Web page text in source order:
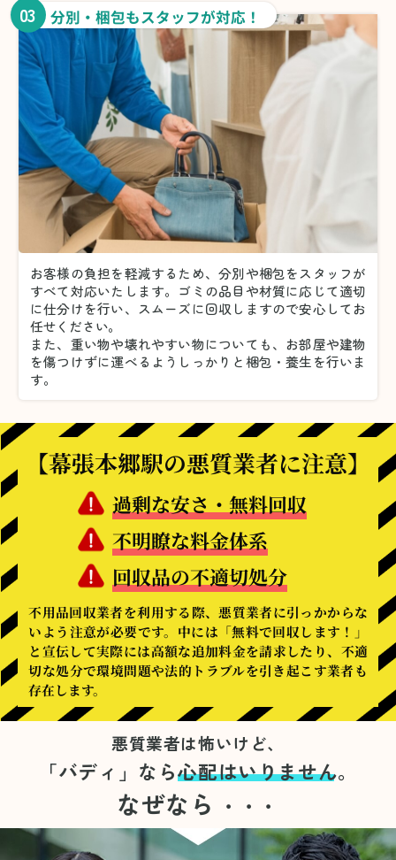
03 分別・梱包もスタッフが対応！
お客様の負担を軽減するため、分別や梱包をスタッフが
すべて対応いたします。 ゴミの品目や材質に応じて適切
に仕分けを行い、スムーズに回収しますので安心してお
任せください。
また、重い物や壊れやすい物についても、お部屋や建物
を傷つけずに運べるようしっかりと梱包・養生を行いま
す。
【幕張本郷駅の悪質業者に注意】
過剰な安さ・無料回収
不明瞭な料金体系
回収品の不適切処分
不用品回収業者を利用する際、悪質業者に引っかからな
いよう注意が必要です。中には「無料で回収します！」
と宣伝して実際には高額な追加料金を請求したり、不適
切な処分で環境問題や法的トラブルを引き起こす業者も
存在します。
悪質業者は怖いけど、
「バディ」なら心配はいりません。
なぜなら ・・・